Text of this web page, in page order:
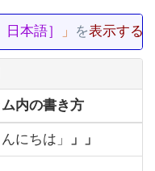
日本語］ 」 を表示する
内の書き方
んにちは」 」」